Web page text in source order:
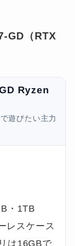
GD（RTX
Ryzen
遊びたい主力
・1TB
レスケース
は16GBで